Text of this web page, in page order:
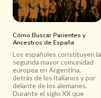
Cómo Buscar Parientes y
Ancestros de España
Los españoles constituyen la
segunda mayor comunidad
europea en Argentina,
detrás de los italianos y por
delante de los alemanes.
Durante el siglo XX que